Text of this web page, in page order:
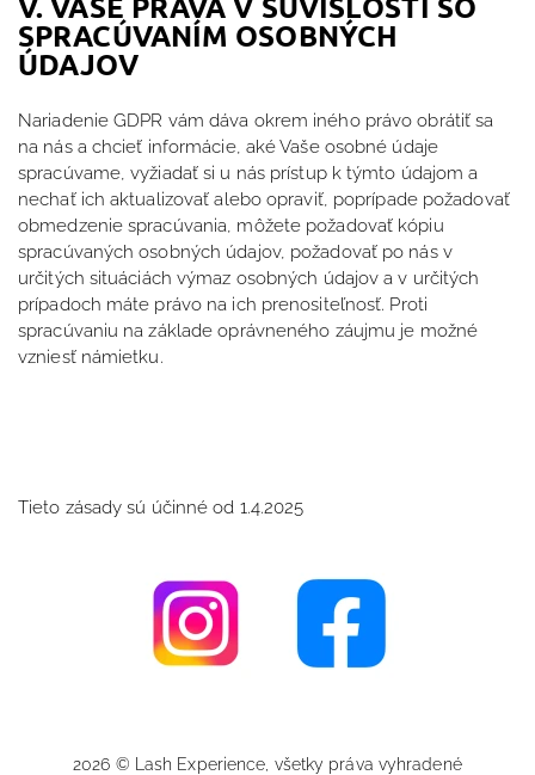
SPRACÚVANÍM OSOBNÝCH
ÚDAJOV
Nariadenie GDPR vám dáva okrem iného právo obrátiť sa
na nás a chcieť informácie, aké Vaše osobné údaje
spracúvame, vyžiadať si u nás prístup k týmto údajom a
nechať ich aktualizovať alebo opraviť, poprípade požadovať
obmedzenie spracúvania, môžete požadovať kópiu
spracúvaných osobných údajov, požadovať po nás v
určitých situáciách výmaz osobných údajov a v určitých
prípadoch máte právo na ich prenositeľnosť. Proti
spracúvaniu na základe oprávneného záujmu je možné
vzniesť námietku.
Tieto zásady sú účinné od 1.4.2025
2026 © Lash Experience, všetky práva vyhradené